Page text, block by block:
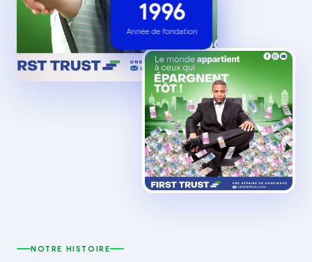
1996
Année de fondation
NOTRE HISTOIRE